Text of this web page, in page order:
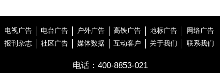
电视广告 电台广告 户外广告 高铁广告 地标广告
网络广告
报刊杂志
社区广告 媒体数据 互动客户 关于我们 联系我们
电话： 400-8853-021